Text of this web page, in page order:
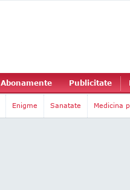
Abonamente Publicitate
Enigme Sanatate Medicina